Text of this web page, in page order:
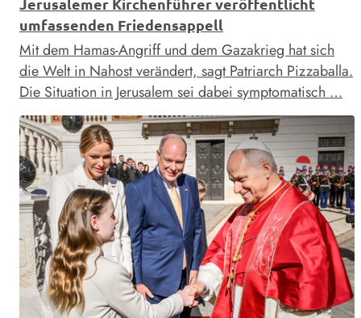
Jerusalemer Kirchenführer veröffentlicht
umfassenden Friedensappell
Mit dem Hamas-Angriff und dem Gazakrieg hat sich
die Welt in Nahost verändert, sagt Patriarch Pizzaballa.
Die Situation in Jerusalem sei dabei symptomatisch …